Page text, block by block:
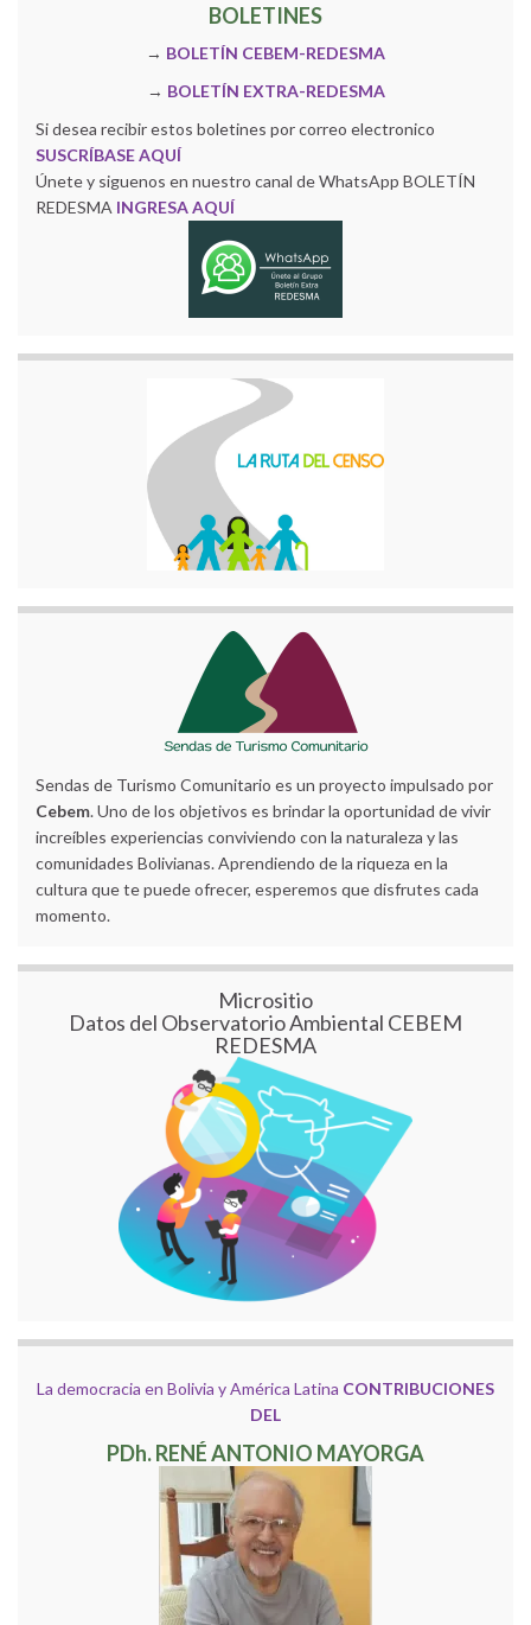
BOLETINES
→ BOLETÍN CEBEM-REDESMA
→ BOLETÍN EXTRA-REDESMA
Si desea recibir estos boletines por correo electronico
SUSCRÍBASE AQUÍ
Únete y siguenos en nuestro canal de WhatsApp BOLETÍN
REDESMA INGRESA AQUÍ
Sendas de Turismo Comunitario es un proyecto impulsado por
Cebem. Uno de los objetivos es brindar la oportunidad de vivir
increíbles experiencias conviviendo con la naturaleza y las
comunidades Bolivianas. Aprendiendo de la riqueza en la
cultura que te puede ofrecer, esperemos que disfrutes cada
momento.
Micrositio
Datos del Observatorio Ambiental CEBEM
REDESMA
La democracia en Bolivia y América Latina CONTRIBUCIONES
DEL
PDh. RENÉ ANTONIO MAYORGA